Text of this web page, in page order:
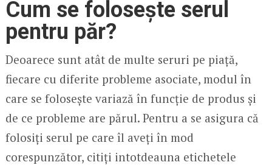
Cum se folosește serul
pentru păr?
Deoarece sunt atât de multe seruri pe piață,
fiecare cu diferite probleme asociate, modul în
care se folosește variază în funcție de produs și
de ce probleme are părul. Pentru a se asigura că
folosiți serul pe care îl aveți în mod
corespunzător, citiți intotdeauna etichetele